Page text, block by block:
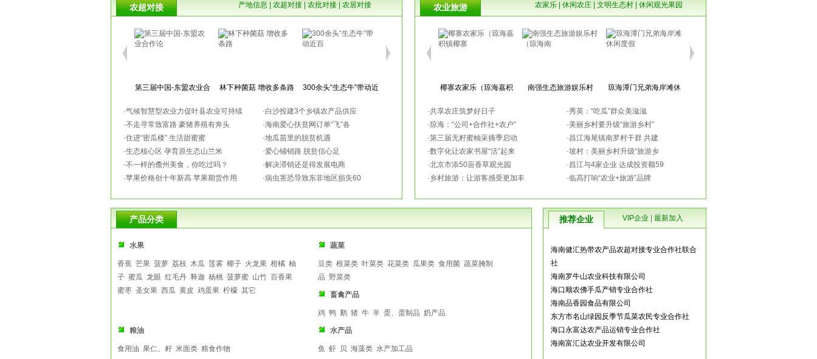
农超对接 产地信息 农超对接| 农批对接| 农居对接
第三届中国-东盟农业合
林下种菌菇 增收多条路
300余头“生态牛”带动近
育虾有“稻” 致富有方
独特气候造就优越品质
中国占越南2017年第一
季度果
多地蜜桔产量创新高 丰
近期柑橘类交易占主角
·气候智慧型农业力促叶县农业可持续
·不走寻常致富路 豪猪养殖有奔头
·住进“密瓜楼” 生活甜蜜蜜
·生态核心区 孕育原生态山兰米
·不一样的儋州美食，你吃过吗？
·苹果价格创十年新高 苹果期货作用
·白沙投建3个乡镇农产品供应
·海南爱心扶贫网订单“飞”各
·地瓜苗里的脱贫机遇
·爱心铺销路 脱贫信心足
·解决滞销还是得发展电商
·病虫害恐导致东非地区损失60
农业旅游 农家乐| 休闲农庄| 文明生态村| 休闲观光果园
椰寨农家乐（琼海嘉积
南强生态旅游娱乐村
琼海潭门兄弟海岸滩休
文昌东郊椰林湾（距离
海口约
海口文昌龙泉乡园（海
文高速
名人山乡村公园 白鹭湖
（文
侯臣咖啡文化村（西线
昌顺轩休闲农庄（海口
·共享农庄筑梦好日子
·琼海：“公司+合作社+农户”
·第三届无籽蜜柚采摘季启动
·数字化让农家书屋“活”起来
·北京市添50亩香草观光园
· 乡村旅游：让游客感受更加丰
·秀英：“吃瓜”群众美滋滋
·美丽乡村要升级“旅游乡村”
·昌江海尾镇南罗村干群 共建
·坡村：美丽乡村升级“旅游乡
·昌江与4家企业 达成投资额59
·临高打响“农业+旅游”品牌
产品分类
水果
香蕉 芒果 菠萝 荔枝 木瓜 莲雾 椰子 火龙果 柑橘 柚
子 蜜瓜 龙眼 红毛丹 释迦 杨桃 菠萝蜜 山竹 百香果
蜜枣 圣女果 西瓜 黄皮 鸡蛋果 柠檬 其它
蔬菜
豆类 根菜类 叶菜类 花菜类 瓜果类 食用菌 蔬菜腌制
品 野菜类
畜禽产品
鸡 鸭 鹅 猪 牛 羊 蛋、蛋制品 奶产品
粮油
食用油 果仁、籽 米面类 粮食作物
水产品
鱼 虾 贝 海藻类 水产加工品
推荐企业 VIP企业 最新加入
海南健汇热带农产品农超对接专业合作社联合
社
海南罗牛山农业科技有限公司
海口顺农佛手瓜产销专业合作社
海南品香园食品有限公司
东方市名山绿园反季节瓜菜农民专业合作社
海口永富达农产品运销专业合作社
海南富汇达农业开发有限公司